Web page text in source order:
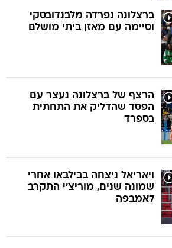
ברצלונה נפרדה מלבנדובסקי
וסיימה עם מאזן ביתי מושלם
הרצף של ברצלונה נעצר עם
הפסד שהדליק את התחתית
בספרד
ויאריאל ניצחה בבילבאו אחרי
שמונה שנים, מוריצ'י התקרב
לאמבפה